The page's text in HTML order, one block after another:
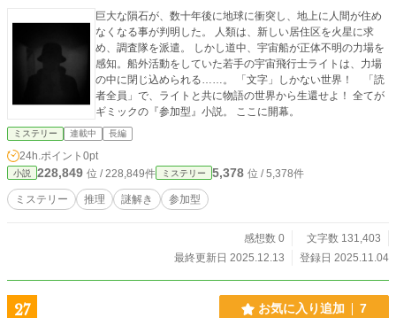
巨大な隕石が、数十年後に地球に衝突し、地上に人間が住め
なくなる事が判明した。 人類は、新しい居住区を火星に求
め、調査隊を派遣。 しかし道中、宇宙船が正体不明の力場を
感知。船外活動をしていた若手の宇宙飛行士ライトは、力場
の中に閉じ込められる……。 「文字」しかない世界！ 「読
者全員」で、ライトと共に物語の世界から生還せよ！ 全てが
ギミックの『参加型』小説。 ここに開幕。
ミステリー 連載中 長編
24h.ポイント 0pt
小説 228,849 位 / 228,849件 ミステリー 5,378 位 / 5,378件
ミステリー 推理 謎解き 参加型
感想数 0
文字数 131,403
最終更新日 2025.12.13
登録日 2025.11.04
27 お気に入り追加 7